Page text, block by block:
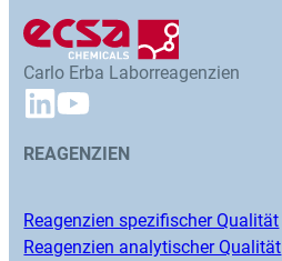
Carlo Erba Laborreagenzien
REAGENZIEN
Reagenzien spezifischer Qualität
Reagenzien analytischer Qualität